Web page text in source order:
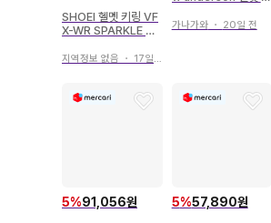
SHOEI 헬멧 키링 VF
X-WR SPARKLE T
지역정보 없음 ・ 17일 전
가나가와・ 20일 전
5%91,056원 5%57,890원